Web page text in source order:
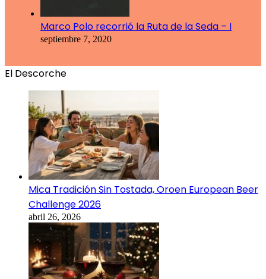
Marco Polo recorrió la Ruta de la Seda – I
septiembre 7, 2020
El Descorche
Mica Tradición Sin Tostada, Oroen European Beer
Challenge 2026
abril 26, 2026